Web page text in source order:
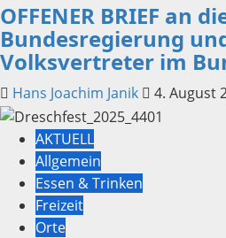
OFFENER BRIEF an
Bundesregierung
Volksvertreter im
Hans Joachim Janik 4. August
AKTUELL
Allgemein
Essen & Trinken
Freizeit
Orte